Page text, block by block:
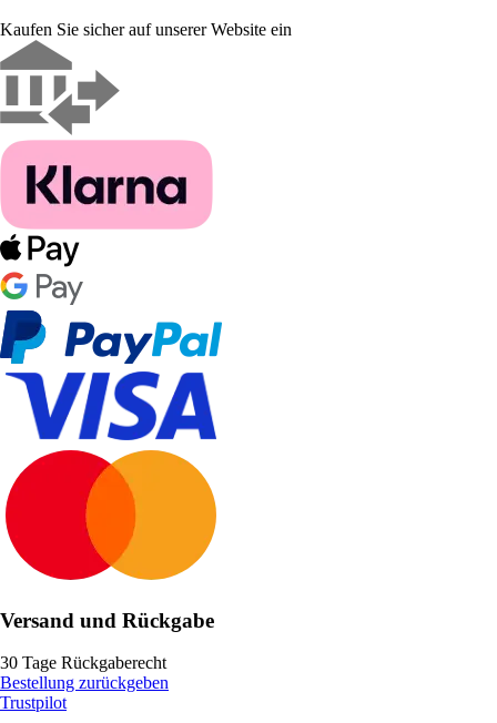
Kaufen Sie sicher auf unserer Website ein
Versand und Rückgabe
30 Tage Rückgaberecht
Bestellung zurückgeben
Trustpilot